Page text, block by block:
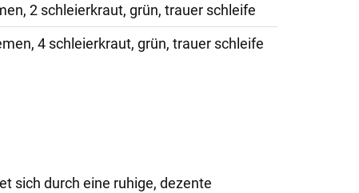
2 schleierkraut, grün, trauer schleife
4 schleierkraut, grün, trauer schleife
sich durch eine ruhige, dezente